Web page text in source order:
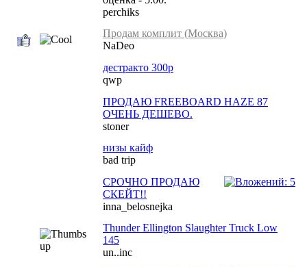
perchiks
Продам комплит (Москва)
NaDeo
дестракто 300р
qwp
ПРОДАЮ FREEBOARD HAZE 87
ОЧЕНЬ ДЕШЕВО.
stoner
низы кайф
bad trip
СРОЧНО ПРОДАЮ
СКЕЙТ!!
inna_belosnejka
Thunder Ellington Slaughter Truck Low
145
un..inc